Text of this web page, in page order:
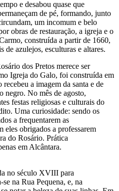
e desabou quase que
de pé, formando, junto
um incomum e belo
obras de restauração, a igreja e o
construída a partir de 1660,
de azulejos, esculturas e altares.
dos Pretos merece ser
Igreja do Galo, foi construída em
a imagem da santa e de
negro. No mês de agosto,
festas religiosas e culturais do
Uma curiosidade: sendo os
a frequentarem as
eles obrigados a professarem
do Rosário. Prática
em Alcântara.
no século XVIII para
na Rua Pequena, e, na